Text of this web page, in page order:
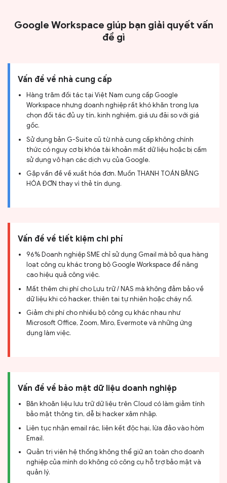
Google Workspace giúp bạn giải quyết vấn
đề gì
Vấn đề về nhà cung cấp
Hàng trăm đối tác tại Việt Nam cung cấp Google
Workspace nhưng doanh nghiệp rất khó khăn trong lựa
chọn đối tác đủ uy tín, kinh nghiệm, giá ưu đãi so với giá
gốc.
Sử dụng bản G-Suite cũ từ nhà cung cấp không chính
thức có nguy cơ bị khóa tài khoản mất dữ liệu hoặc bị cấm
sử dụng vô hạn các dịch vụ của Google.
Gặp vấn đề về xuất hóa đơn. Muốn THANH TOÁN BẰNG
HÓA ĐƠN thay vì thẻ tín dụng.
Vấn đề về tiết kiệm chi phí
96% Doanh nghiệp SME chỉ sử dụng Gmail mà bỏ qua hàng
loạt công cụ khác trong bộ Google Workspace để nâng
cao hiệu quả công việc.
Mất thêm chi phí cho Lưu trữ / NAS mà không đảm bảo về
dữ liệu khi có hacker, thiên tai tự nhiên hoặc cháy nổ.
Giảm chi phí cho nhiều bộ công cụ khác nhau như
Microsoft Office, Zoom, Miro, Evermote và những ứng
dụng làm việc.
Vấn đề về bảo mật dữ liệu doanh nghiệp
Băn khoăn liệu lưu trữ dữ liệu trên Cloud có làm giảm tính
bảo mật thông tin, dễ bị hacker xâm nhập.
Liên tục nhận email rác, liên kết độc hại, lừa đảo vào hòm
Email.
Quản trị viên hệ thống không thể giữ an toàn cho doanh
nghiệp của mình do không có công cụ hỗ trợ bảo mật và
quản lý.